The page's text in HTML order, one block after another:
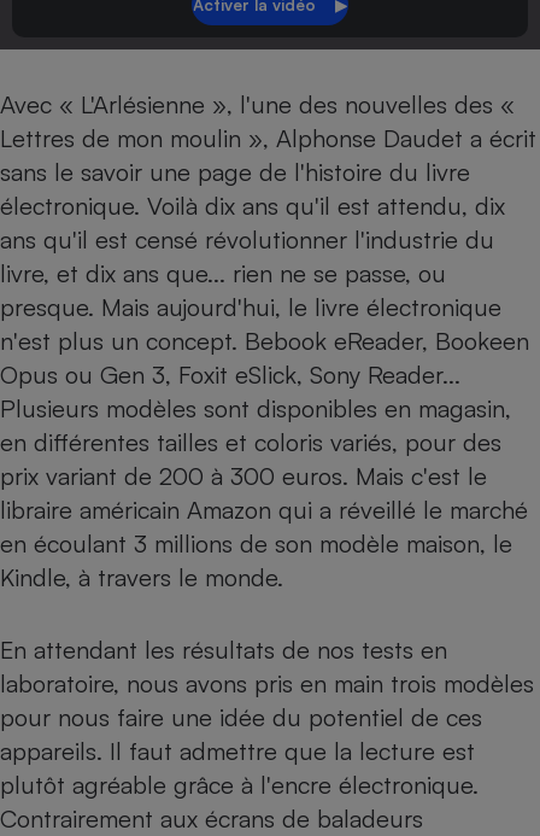
Avec « L'Arlésienne », l'une des nouvelles des «
Lettres de mon moulin », Alphonse Daudet a écrit
sans le savoir une page de l'histoire du livre
électronique. Voilà dix ans qu'il est attendu, dix
ans qu'il est censé révolutionner l'industrie du
livre, et dix ans que... rien ne se passe, ou
presque. Mais aujourd'hui, le livre électronique
n'est plus un concept. Bebook eReader, Bookeen
Opus ou Gen 3, Foxit eSlick, Sony Reader...
Plusieurs modèles sont disponibles en magasin,
en différentes tailles et coloris variés, pour des
prix variant de 200 à 300 euros. Mais c'est le
libraire américain Amazon qui a réveillé le marché
en écoulant 3 millions de son modèle maison, le
Kindle, à travers le monde.
En attendant les résultats de nos tests en
laboratoire, nous avons pris en main trois modèles
pour nous faire une idée du potentiel de ces
appareils. Il faut admettre que la lecture est
plutôt agréable grâce à l'encre électronique.
Contrairement aux écrans de baladeurs
Complément
Assurance emprunteur
Banque
Lave-linge
Téléviseur
Téléphone mobile -
Antivirus
Matelas
Radiateur électrique
Climatiseur -
Ventilateur
Mutuelle
Antimoustique